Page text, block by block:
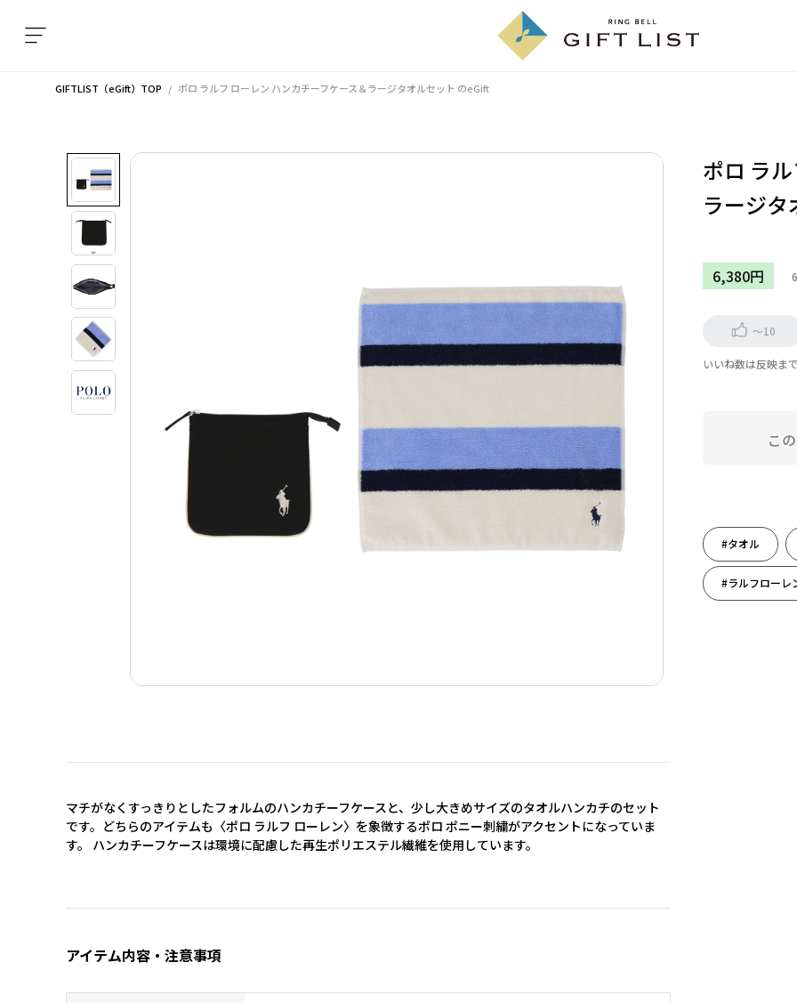
GIFTLIST（eGift）TOP ポロ ラルフ ローレン ハンカチーフケース＆ラージタオルセット のeGift
マチがなくすっきりとしたフォルムのハンカチーフケースと、少し大きめサイズのタオルハンカチのセット
です。どちらのアイテムも〈ポロ ラルフ ローレン〉を象徴するポロ ポニー刺繍がアクセントになっていま
す。 ハンカチーフケースは環境に配慮した再生ポリエステル繊維を使用しています。
アイテム内容・注意事項
ポロ ラ
ラージタ
6,380円
～10
いいね数は反映ま
こ
#タオル
#ラルフローレ